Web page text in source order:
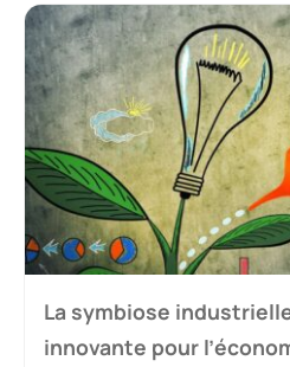
La symbiose
innovante pour